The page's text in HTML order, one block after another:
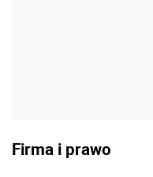
Firma i prawo